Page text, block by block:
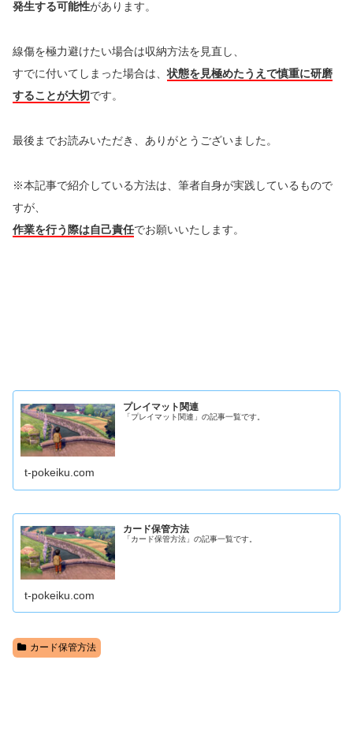
発生する可能性があります。
線傷を極力避けたい場合は収納方法を見直し、
すでに付いてしまった場合は、状態を見極めたうえで慎重に研磨
することが大切です。
最後までお読みいただき、ありがとうございました。
※本記事で紹介している方法は、筆者自身が実践しているもので
すが、
作業を行う際は自己責任でお願いいたします。
プレイマット関連
「プレイマット関連」の記事一覧です。
t-pokeiku.com
カード保管方法
「カード保管方法」の記事一覧です。
t-pokeiku.com
カード保管方法